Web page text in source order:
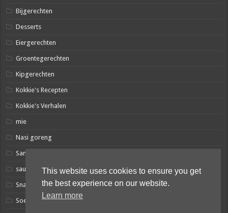
Bijgerechten
Desserts
Eiergerechten
Groentegerechten
Kipgerechten
Kokkie's Recepten
Kokkie's Verhalen
mie
Nasi goreng
Sambal
sausjes
Snacks
Soep-achtigen
This website uses cookies to ensure you get
the best experience on our website.
Learn more